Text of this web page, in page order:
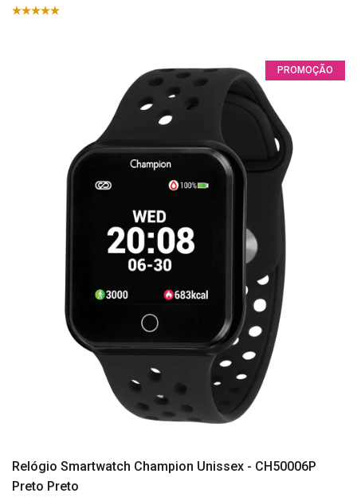
PROMOÇÃO
Relógio Smartwatch Champion Unissex - CH50006P
Preto Preto